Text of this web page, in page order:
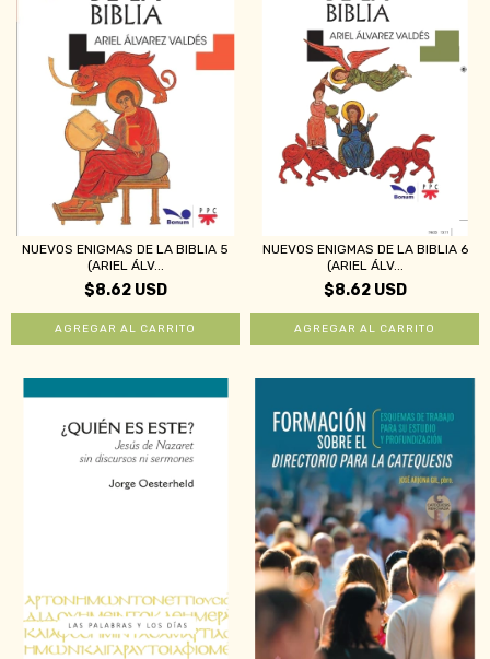
NUEVOS ENIGMAS DE LA BIBLIA 5
(ARIEL ÁLV...
$8.62 USD
NUEVOS ENIGMAS DE LA BIBLIA 6
(ARIEL ÁLV...
$8.62 USD